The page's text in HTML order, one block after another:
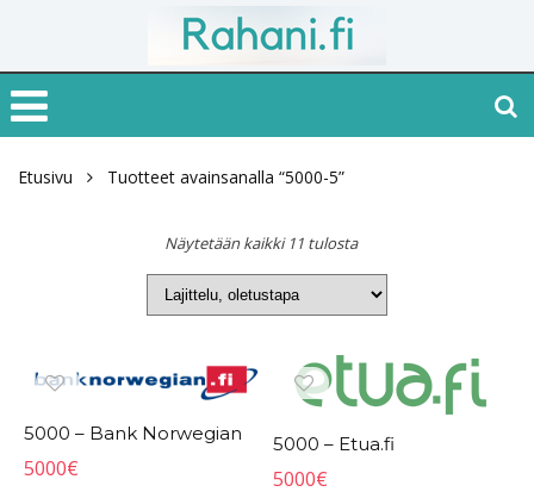
Etusivu Tuotteet avainsanalla “5000-5”
Näytetään kaikki 11 tulosta
5000 – Bank Norwegian
5000€
5000 – Etua.fi
5000€